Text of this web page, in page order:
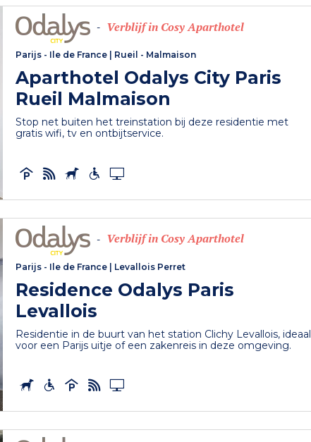
- Verblijf in Cosy Aparthotel
Parijs - Ile de France Rueil - Malmaison
Aparthotel Odalys City Paris
Rueil Malmaison
Stop net buiten het treinstation bij deze residentie met
gratis wifi, tv en ontbijtservice.
- Verblijf in Cosy Aparthotel
Parijs - Ile de France Levallois Perret
Residence Odalys Paris
Levallois
Residentie in de buurt van het station Clichy Levallois, ideaal
voor een Parijs uitje of een zakenreis in deze omgeving.